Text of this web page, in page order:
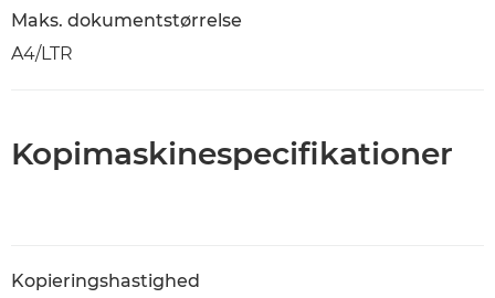
Maks. dokumentstørrelse
A4/LTR
Kopimaskinespecifikationer
Kopieringshastighed